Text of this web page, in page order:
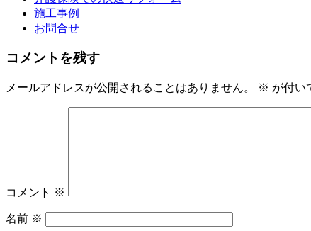
施工事例
お問合せ
コメントを残す
メールアドレスが公開されることはありません。 ※ が付い
コメント ※
名前 ※